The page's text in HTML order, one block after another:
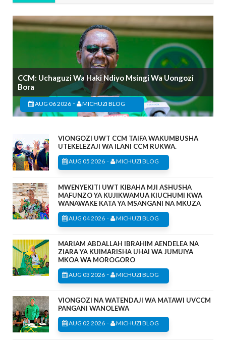
CCM: Uchaguzi Wa Haki Ndiyo Msingi Wa Uongozi
Bora
AUG 06 2026 - MICHUZI BLOG
VIONGOZI UWT CCM TAIFA WAKUMBUSHA
UTEKELEZAJI WA ILANI CCM RUKWA.
AUG 05 2026 - MICHUZI BLOG
MWENYEKITI UWT KIBAHA MJI ASHUSHA
MAFUNZO YA KUJIKWAMUA KIUCHUMI KWA
WANAWAKE KATA YA MSANGANI NA MKUZA
AUG 04 2026 - MICHUZI BLOG
MARIAM ABDALLAH IBRAHIM AENDELEA NA
ZIARA YA KUIMARISHA UHAI WA JUMUIYA
MKOA WA MOROGORO
AUG 03 2026 - MICHUZI BLOG
VIONGOZI NA WATENDAJI WA MATAWI UVCCM
PANGANI WANOLEWA
AUG 02 2026 - MICHUZI BLOG